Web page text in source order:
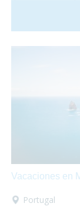
de Europa y
perfectamente
principales
Vacaciones en
Portugal